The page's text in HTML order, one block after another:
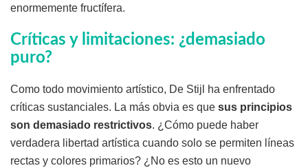
enormemente fructífera.
Críticas y limitaciones: ¿demasiado
puro?
Como todo movimiento artístico, De Stijl ha enfrentado
críticas sustanciales. La más obvia es que sus principios
son demasiado restrictivos. ¿Cómo puede haber
verdadera libertad artística cuando solo se permiten líneas
rectas y colores primarios? ¿No es esto un nuevo